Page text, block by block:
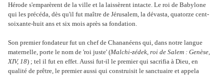
Hérode s'emparèrent de la ville et la laissèrent intacte. Le roi de Babylone
qui les précéda, dès qu'il fut maître de Jérusalem, la dévasta, quatorze cent-
soixante-huit ans et six mois après sa fondation.
Son premier fondateur fut un chef de Chananéens qui, dans notre langue
maternelle, porte le nom de 'roi juste' (Malchi-zédek, roi de Salem : Genèse,
XIV, 18) ; tel il fut en effet. Aussi fut-il le premier qui sacrifia à Dieu, en
qualité de prêtre, le premier aussi qui construisit le sanctuaire et appela